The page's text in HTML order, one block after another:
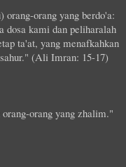
orang yang berdo'a:
dosa kami dan peliharalah
ta'at, yang menafkahkan
(Ali Imran: 15-17)
orang yang zhalim."